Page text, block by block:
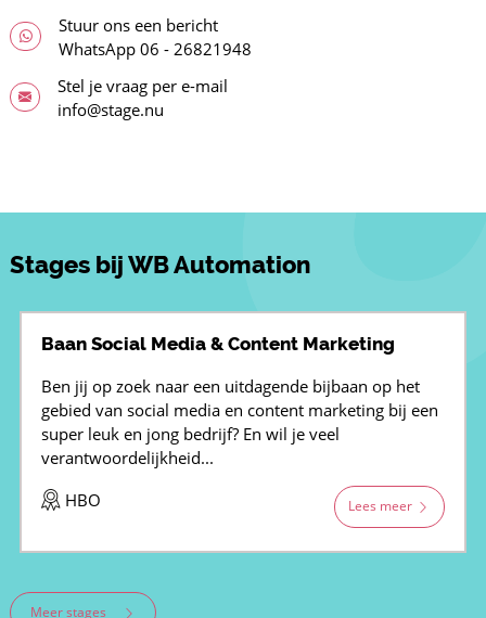
Stuur ons een bericht
WhatsApp06 - 26821948
Stel je vraag per e-mail
info@stage.nu
Stages bij WB Automation
Baan Social Media & Content Marketing
Ben jij op zoek naar een uitdagende bijbaan op het
gebied van social media en content marketing bij een
super leuk en jong bedrijf? En wil je veel
verantwoordelijkheid...
HBO
Lees meer
Meer stages